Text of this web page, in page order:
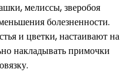
мелиссы, зверобоя
болезненности.
и цветки, настаивают на
накладывать примочки